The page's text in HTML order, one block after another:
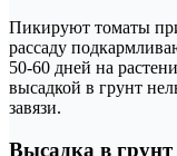
Пикируют томаты
рассаду
50-60 дней на
высадкой в грунт
завязи.
Высадка в грунт